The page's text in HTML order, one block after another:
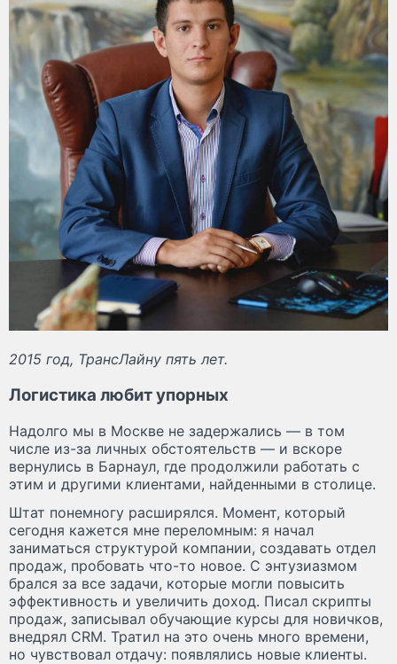
2015 год, ТрансЛайну пять лет.
Логистика любит упорных
Надолго мы в Москве не задержались — в том
числе из-за личных обстоятельств — и вскоре
вернулись в Барнаул, где продолжили работать с
этим и другими клиентами, найденными в столице.
Штат понемногу расширялся. Момент, который
сегодня кажется мне переломным: я начал
заниматься структурой компании, создавать отдел
продаж, пробовать что-то новое. С энтузиазмом
брался за все задачи, которые могли повысить
эффективность и увеличить доход. Писал скрипты
продаж, записывал обучающие курсы для новичков,
внедрял CRM. Тратил на это очень много времени,
но чувствовал отдачу: появлялись новые клиенты.